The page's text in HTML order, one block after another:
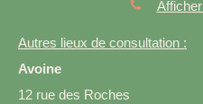
Autres lieux de consultation :
Avoine
12 rue des Roches